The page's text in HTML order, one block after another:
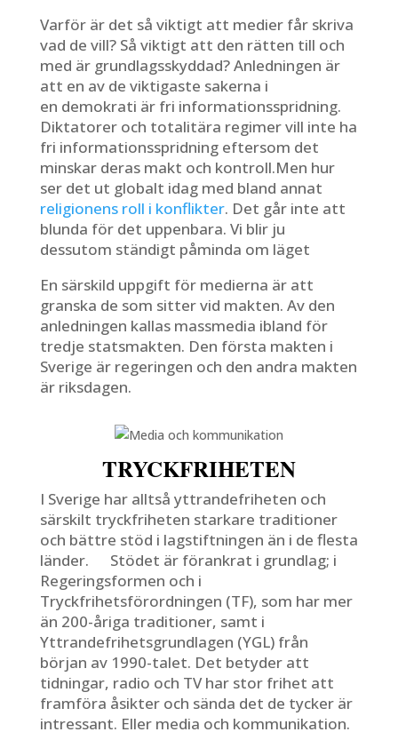
Varför är det så viktigt att medier får skriva
vad de vill? Så viktigt att den rätten till och
med är grundlagsskyddad? Anledningen är
att en av de viktigaste sakerna i
en demokrati är fri informationsspridning.
Diktatorer och totalitära regimer vill inte ha
fri informationsspridning eftersom det
minskar deras makt och kontroll.Men hur
ser det ut globalt idag med bland annat
religionens roll i konflikter. Det går inte att
blunda för det uppenbara. Vi blir ju
dessutom ständigt påminda om läget
En särskild uppgift för medierna är att
granska de som sitter vid makten. Av den
anledningen kallas massmedia ibland för
tredje statsmakten. Den första makten i
Sverige är regeringen och den andra makten
är riksdagen.
TRYCKFRIHETEN
I Sverige har alltså yttrandefriheten och
särskilt tryckfriheten starkare traditioner
och bättre stöd i lagstiftningen än i de flesta
länder. Stödet är förankrat i grundlag; i
Regeringsformen och i
Tryckfrihetsförordningen (TF), som har mer
än 200-åriga traditioner, samt i
Yttrandefrihetsgrundlagen (YGL) från
början av 1990-talet. Det betyder att
tidningar, radio och TV har stor frihet att
framföra åsikter och sända det de tycker är
intressant. Eller media och kommunikation.